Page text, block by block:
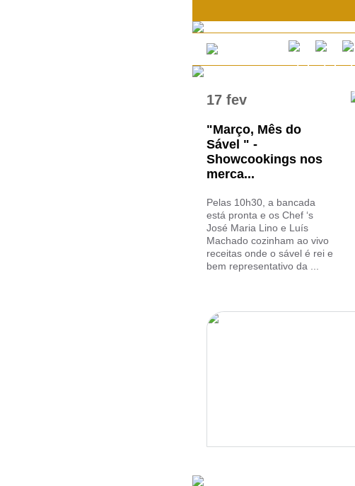
17 fev
"Março, Mês do
Sável " -
Showcookings nos
merca...
Pelas 10h30, a bancada
está pronta e os Chef ‘s
José Maria Lino e Luís
Machado cozinham ao vivo
receitas onde o sável é rei e
bem representativo da ...